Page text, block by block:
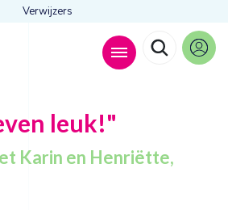
Verwijzers
leuk!"
Karin en Henriëtte,